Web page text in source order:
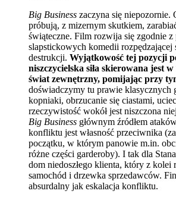
Big Business zaczyna się niepozornie.
próbują, z mizernym skutkiem,
świąteczne. Film rozwija się zgodnie z
slapstickowych komedii
destrukcji. Wyjątkowość tej pozycji
niszczycielska siła skierowana jest
świat zewnętrzny, pomijając przy
doświadczymy tu prawie klasycznych
kopniaki, obrzucanie się ciastami,
rzeczywistość wokół jest niszczona
Big Business głównym źródłem
konfliktu jest własność przeciwnika
początku, w którym panowie m.in.
różne części garderoby). I tak dla
dom niedoszłego klienta, który z kolei
samochód i drzewka sprzedawców.
absurdalny jak eskalacja konfliktu.